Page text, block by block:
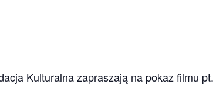
Kulturalna zapraszają na pokaz filmu